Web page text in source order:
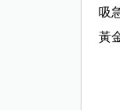
吸
黃